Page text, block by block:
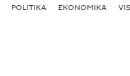
POLITIKA EKONOMIKA